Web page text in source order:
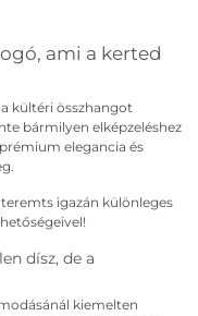
ami a kerted
kültéri összhangot
bármilyen elképzeléshez
elegancia és
igazán különleges
dísz, de a
kiemelten